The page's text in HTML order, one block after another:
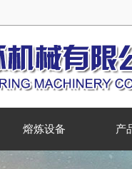
熔炼设备 产